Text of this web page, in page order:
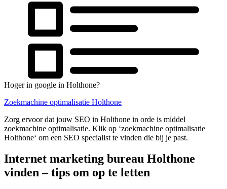
Hoger in google in Holthone?
Zoekmachine optimalisatie Holthone
Zorg ervoor dat jouw SEO in Holthone in orde is middel
zoekmachine optimalisatie. Klik op ‘zoekmachine optimalisatie
Holthone‘ om een SEO specialist te vinden die bij je past.
Internet marketing bureau Holthone
vinden – tips om op te letten